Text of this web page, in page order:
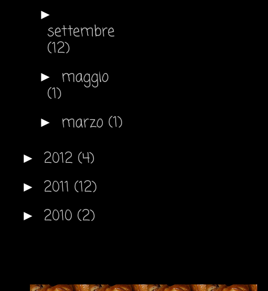
►
settembre
(12)
► maggio
(1)
► marzo (1)
► 2012 (4)
► 2011 (12)
► 2010 (2)